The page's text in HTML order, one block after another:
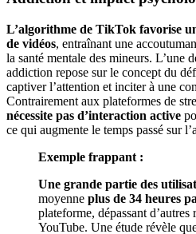
L’algorithme de TikTok favorise
de vidéos, entraînant une
la santé mentale des mineurs. L’une
addiction repose sur le concept du
captiver l’attention et inciter à une
Contrairement aux plateformes de
nécessite pas d’interaction active
ce qui augmente le temps passé sur
Exemple frappant :
Une grande partie des
moyenne plus de 34 heures
plateforme, dépassant
YouTube. Une étude révèle